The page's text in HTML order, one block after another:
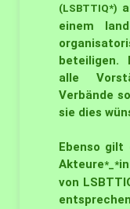
(LSBTTIQ*)
einem
beteiligen.
alle
Verbände
sie dies
Ebenso gilt
Akteure*_*
von